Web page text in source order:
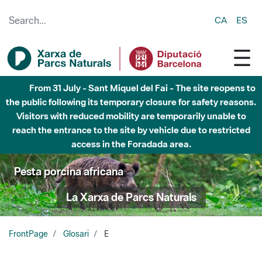
CA ES
From 31 July - Sant Miquel del Fai - The site reopens to
the public following its temporary closure for safety reasons.
Visitors with reduced mobility are temporarily unable to
reach the entrance to the site by vehicle due to restricted
access in the Foradada area.
Pesta porcina africana
La Xarxa de Parcs Naturals
FrontPage Glosari E